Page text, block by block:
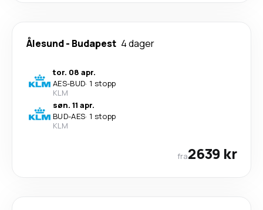
Ålesund- Budapest 4 dager
tor. 08 apr.
AES-BUD· 1 stopp
KLM
søn. 11 apr.
BUD-AES· 1 stopp
KLM
fra2639 kr